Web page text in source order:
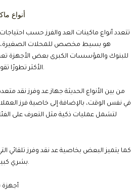
أنواع
تتعدد أنواع ماكينات العد والفرز حسب
هو بسيط مخصص للمحلات الصغيرة،
للبنوك والمؤسسات الكبرى بعض الأجهزة
الأكثر تطورًا تقوم بعمليات فرز وتصنيف متقدم.
من بين الأنواع الحديثة جهاز عد وفرز نقد
في نفس الوقت، بالإضافة إلى خاصية فرز
لتشمل عمليات ذكية مثل التعرف على
كما يتميز البعض بخاصية عد نقد وفرز تلقائي
بشري كبير، مما يرفع من كفاءة التشغيل.
أجهزة